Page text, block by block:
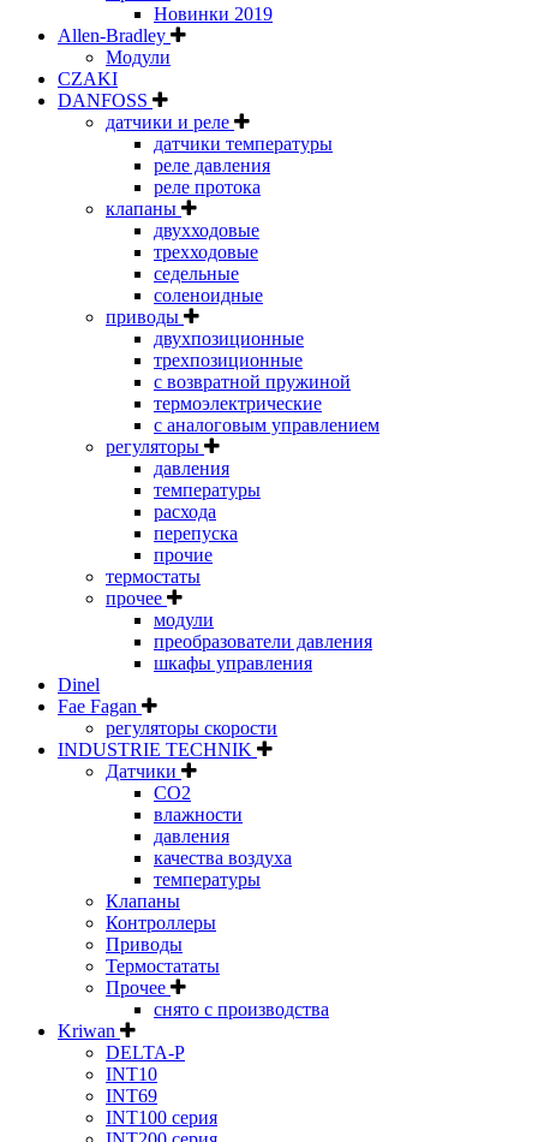
Новинки 2019
Allen-Bradley
Модули
CZAKI
DANFOSS
датчики и реле
датчики температуры
реле давления
реле протока
клапаны
двухходовые
трехходовые
седельные
соленоидные
приводы
двухпозиционные
трехпозиционные
с возвратной пружиной
термоэлектрические
с аналоговым управлением
регуляторы
давления
температуры
расхода
перепуска
прочие
термостаты
прочее
модули
преобразователи давления
шкафы управления
Dinel
Fae Fagan
регуляторы скорости
INDUSTRIE TECHNIK
Датчики
CO2
влажности
давления
качества воздуха
температуры
Клапаны
Контроллеры
Приводы
Термостататы
Прочее
снято с производства
Kriwan
DELTA-P
INT10
INT69
INT100 серия